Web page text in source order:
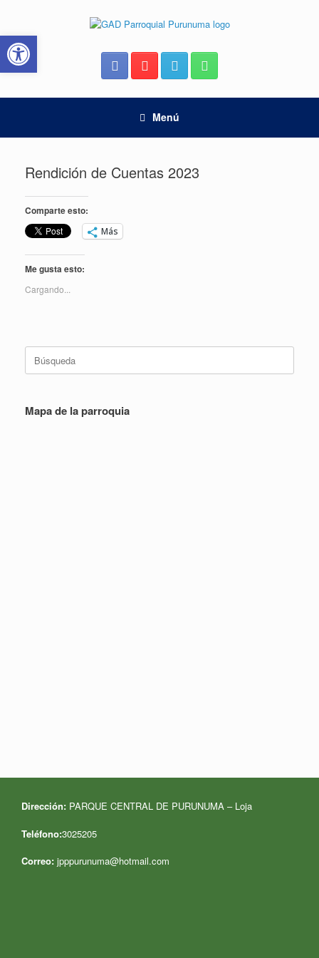
contenido
Menú
Rendición de Cuentas 2023
Comparte esto:
Más
Me gusta esto:
Cargando...
Buscar:
Mapa de la parroquia
Dirección: PARQUE CENTRAL DE PURUNUMA – Loja
Teléfono:3025205
Correo: jpppurunuma@hotmail.com
Abrir barra de herramientas